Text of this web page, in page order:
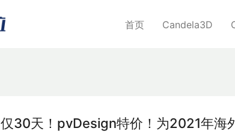
首页 Candela3D
仅30天！pvDesign特价！为2021年海